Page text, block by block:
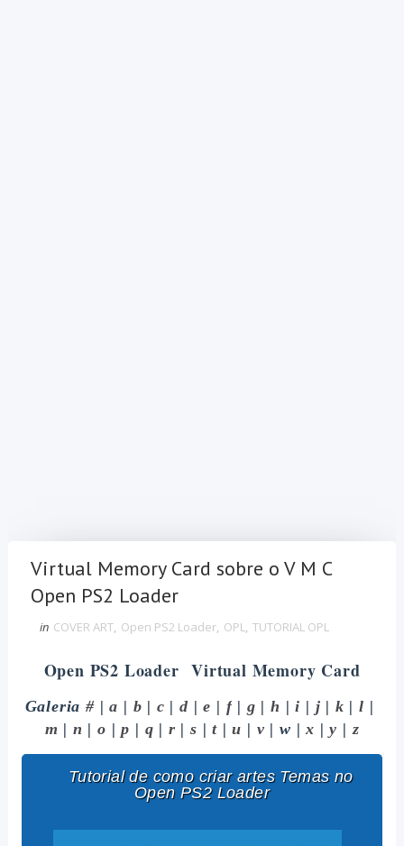
Virtual Memory Card sobre o V M C
Open PS2 Loader
in COVER ART, Open PS2 Loader, OPL, TUTORIAL OPL
Open PS2 Loader Virtual Memory Card
Galeria# | a | b | c | d | e | f | g | h | i | j | k | l |
m | n | o | p | q | r | s | t | u | v | w | x | y | z
Tutorial de como criar artes Temas no
Open PS2 Loader